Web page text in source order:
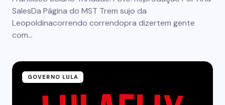
SalesDa Página do MST Trem sujo da
Leopoldinacorrendo correndopra dizertem gente
com…
GOVERNO LULA